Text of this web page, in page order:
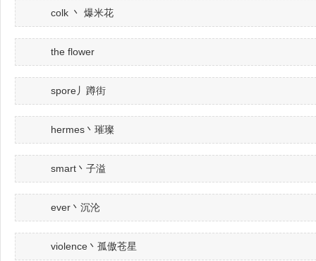
colk 丶 爆米花
the flower
spore丿蹲街
hermes丶璀璨
smart丶子溢
ever丶沉沦
violence丶孤傲苍星